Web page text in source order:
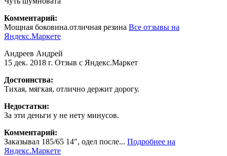
Комментарий:
Мощная боковина.отличная резина Все отзывы на
Яндекс.Маркете
Андреев Андрей
15 дек. 2018 г. Отзыв с Яндекс.Маркет
Достоинства:
Тихая, мягкая, отлично держит дорогу.
Недостатки:
За эти деньги у не нету минусов.
Комментарий:
Заказывал 185/65 14", одел после... Подробнее на
Яндекс.Маркете